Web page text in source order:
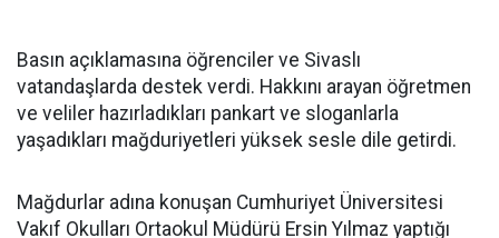
Basın açıklamasına öğrenciler ve Sivaslı
vatandaşlarda destek verdi. Hakkını arayan öğretmen
ve veliler hazırladıkları pankart ve sloganlarla
yaşadıkları mağduriyetleri yüksek sesle dile getirdi.
Mağdurlar adına konuşan Cumhuriyet Üniversitesi
Vakıf Okulları Ortaokul Müdürü Ersin Yılmaz yaptığı